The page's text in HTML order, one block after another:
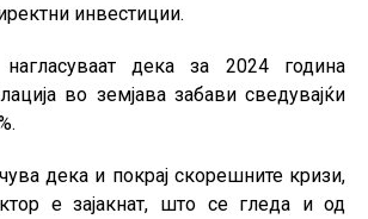
инвестиции.
дека за 2024 година
во земјава забави сведувајќи
дека и покрај скорешните кризи,
е зајакнат, што се гледа и од